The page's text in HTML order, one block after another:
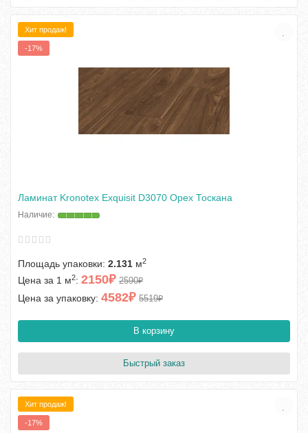
Хит продаж!
-17%
Ламинат Kronotex Exquisit D3070 Орех Тоскана
Площадь упаковки: 2.131 м2
Цена за 1 м2: 2150₽ 2590₽
Цена за упаковку: 4582₽ 5519₽
В корзину
Быстрый заказ
Хит продаж!
-17%